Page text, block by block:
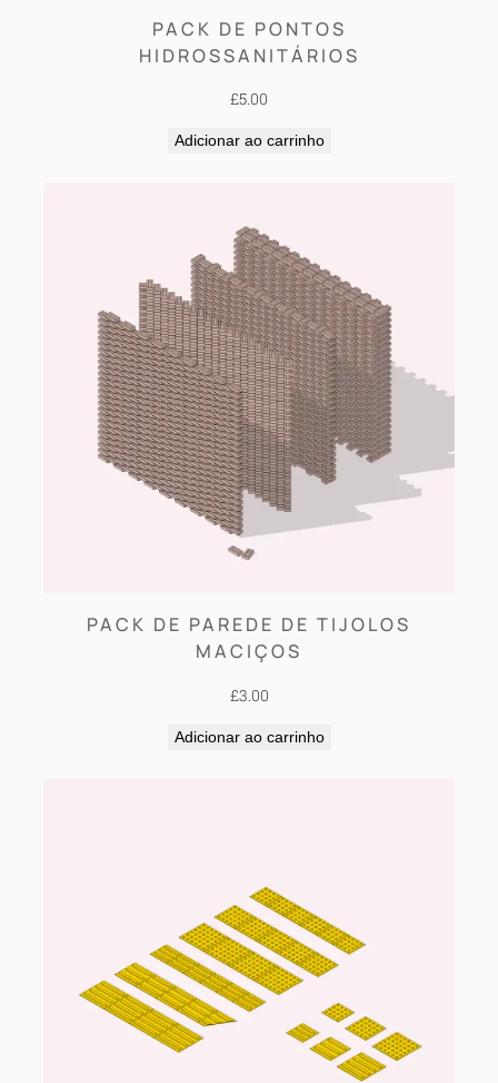
PACK DE PONTOS
HIDROSSANITÁRIOS
£5.00
Adicionar ao carrinho
PACK DE PAREDE DE TIJOLOS
MACIÇOS
£3.00
Adicionar ao carrinho